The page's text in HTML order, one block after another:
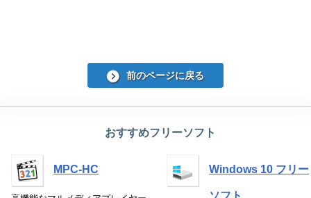
前のページに戻る
おすすめフリーソフト
MPC-HC Windows 10 フリー